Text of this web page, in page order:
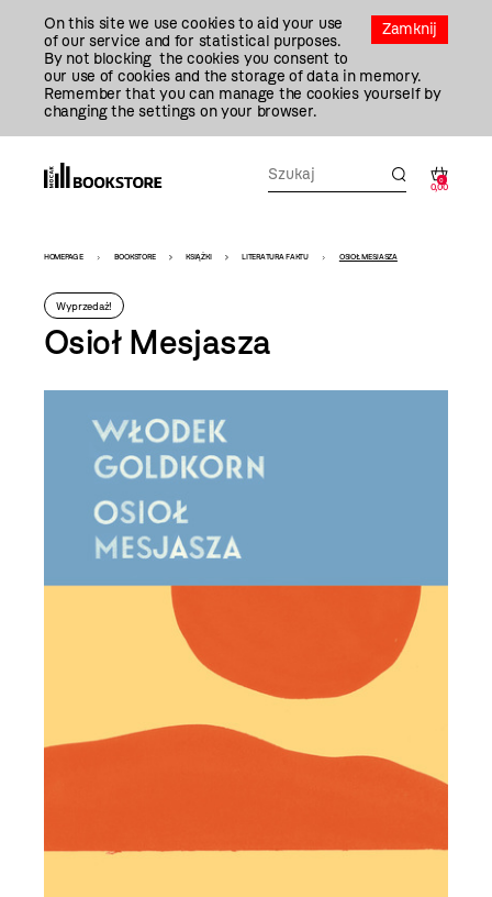
Zamknij
On this site we use cookies to aid your use
of our service and for statistical purposes.
By not blocking the cookies you consent to
our use of cookies and the storage of data in memory.
Remember that you can manage the cookies yourself by
changing the settings on your browser.
0
0,00
Bookstore
-
szablon
szczegóły
HOMEPAGE BOOKSTORE KSIĄŻKI LITERATURA FAKTU OSIOŁ MESJASZA
Wyprzedaż!
Osioł Mesjasza